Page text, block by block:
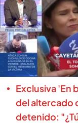
El torero se
explicaciones
que decir se lo
Exclusiva 'En
del altercado
detenido: